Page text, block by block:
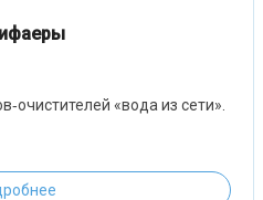
«вода из сети».